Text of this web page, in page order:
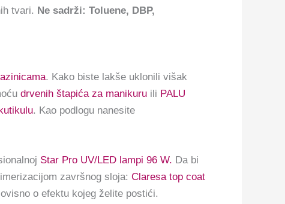
tvari. Ne sadrži: Toluene, DBP,
. Kako biste lakše uklonili višak
drvenih štapića za manikuru ili PALU
. Kao podlogu nanesite
Star Pro UV/LED lampi 96 W. Da bi
završnog sloja: Claresa top coat
o efektu kojeg želite postići.